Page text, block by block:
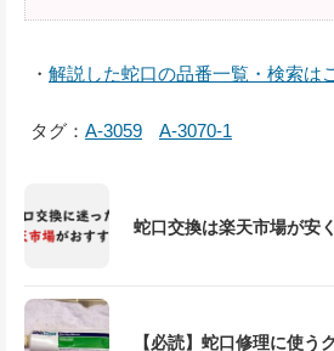
・ 解説した蛇口の品番一覧・検索は
タグ： A-3059 A-3070-1
蛇口交換は楽天市場が安
【必読】蛇口修理に使う